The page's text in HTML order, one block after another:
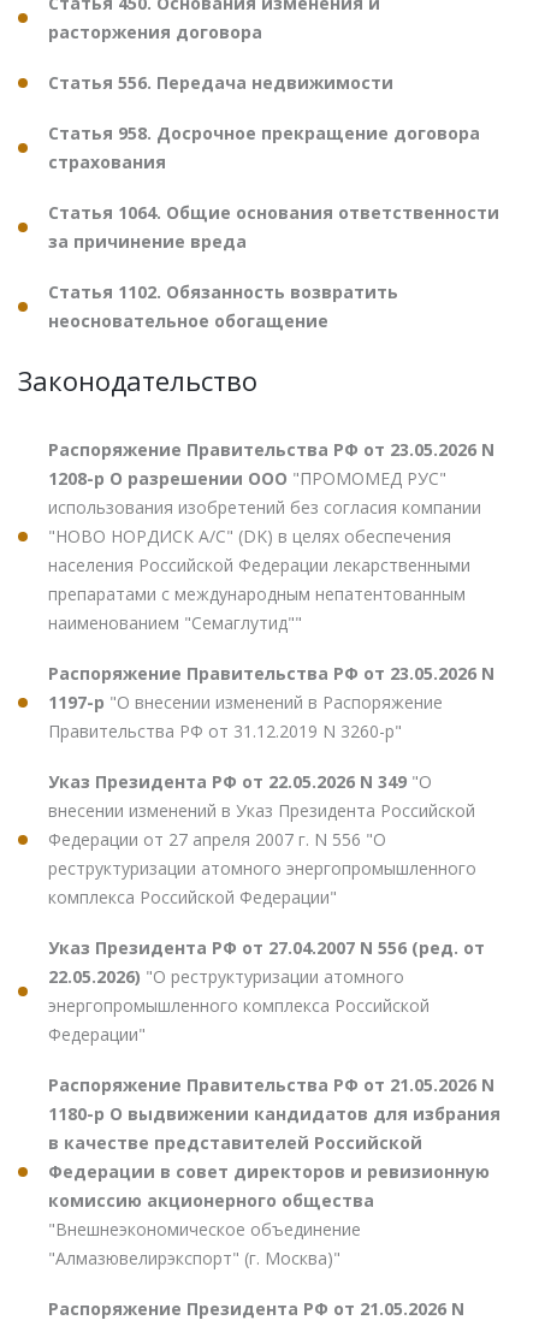
расторжения договора
Статья 556. Передача недвижимости
Статья 958. Досрочное прекращение договора
страхования
Статья 1064. Общие основания ответственности
за причинение вреда
Статья 1102. Обязанность возвратить
неосновательное обогащение
Законодательство
Распоряжение Правительства РФ от 23.05.2026 N
1208-р О разрешении ООО "ПРОМОМЕД РУС"
использования изобретений без согласия компании
"НОВО НОРДИСК А/С" (DK) в целях обеспечения
населения Российской Федерации лекарственными
препаратами с международным непатентованным
наименованием "Семаглутид""
Распоряжение Правительства РФ от 23.05.2026 N
1197-р "О внесении изменений в Распоряжение
Правительства РФ от 31.12.2019 N 3260-р"
Указ Президента РФ от 22.05.2026 N 349 "О
внесении изменений в Указ Президента Российской
Федерации от 27 апреля 2007 г. N 556 "О
реструктуризации атомного энергопромышленного
комплекса Российской Федерации"
Указ Президента РФ от 27.04.2007 N 556 (ред. от
22.05.2026) "О реструктуризации атомного
энергопромышленного комплекса Российской
Федерации"
Распоряжение Правительства РФ от 21.05.2026 N
1180-р О выдвижении кандидатов для избрания
в качестве представителей Российской
Федерации в совет директоров и ревизионную
комиссию акционерного общества
"Внешнеэкономическое объединение
"Алмазювелирэкспорт" (г. Москва)"
Распоряжение Президента РФ от 21.05.2026 N